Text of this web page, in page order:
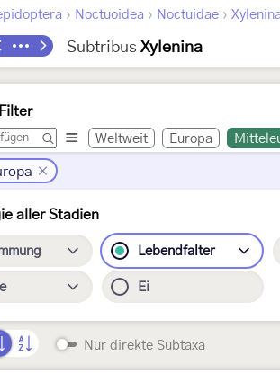
› Noctuoidea › Noctuidae ›
Subtribus Xylenina
Weltweit Europa
aller Stadien
Lebendfalter
Ei
Nur direkte Subtaxa